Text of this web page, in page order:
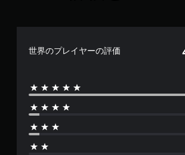
世界のプレイヤーの評価